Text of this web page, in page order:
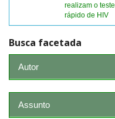
realizam o teste
rápido de HIV
Busca facetada
Autor
Assunto